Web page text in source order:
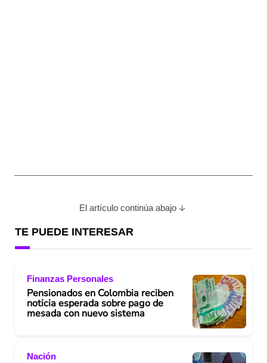
El artículo continúa abajo
TE PUEDE INTERESAR
Finanzas Personales
Pensionados en Colombia reciben
noticia esperada sobre pago de
mesada con nuevo sistema
Nación